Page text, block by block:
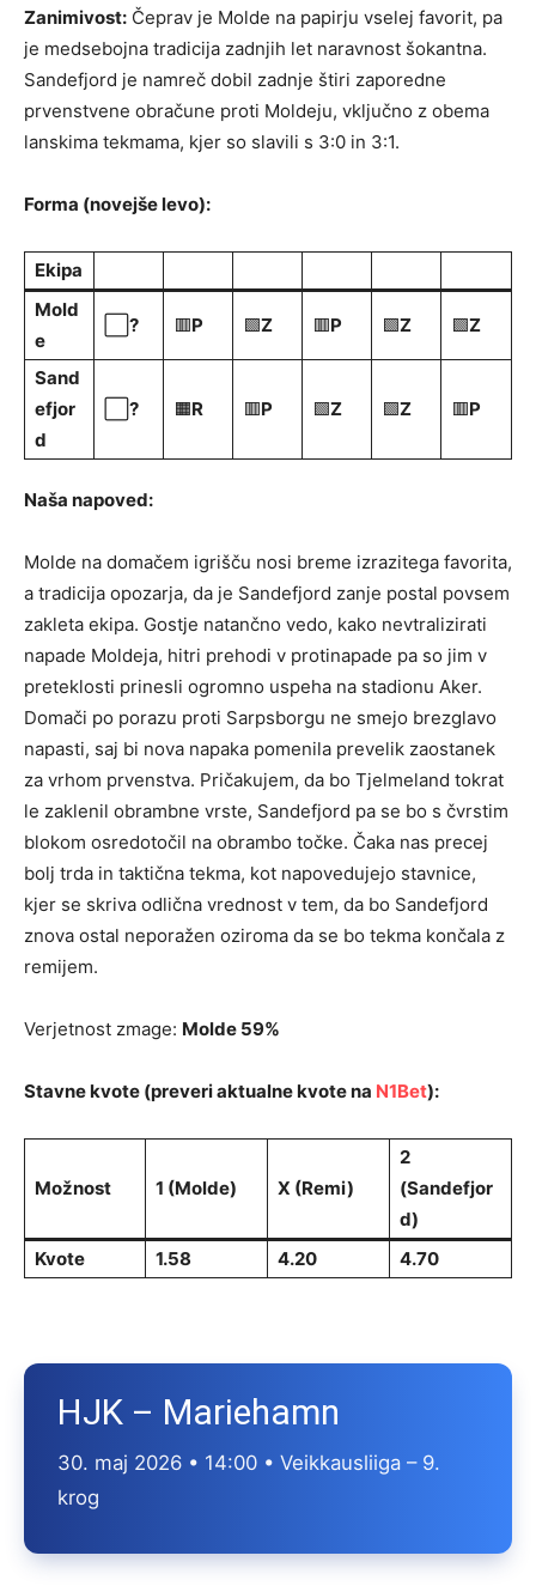
Zanimivost: Čeprav je Molde na papirju vselej favorit, pa
je medsebojna tradicija zadnjih let naravnost šokantna.
Sandefjord je namreč dobil zadnje štiri zaporedne
prvenstvene obračune proti Moldeju, vključno z obema
lanskima tekmama, kjer so slavili s 3:0 in 3:1.
Forma (novejše levo):
Ekipa
Mold
e
? 🟥P 🟩Z 🟥P 🟩Z 🟩Z
Sand
efjor
d
? 🟧R 🟥P 🟩Z 🟩Z 🟥P
Naša napoved:
Molde na domačem igrišču nosi breme izrazitega favorita,
a tradicija opozarja, da je Sandefjord zanje postal povsem
zakleta ekipa. Gostje natančno vedo, kako nevtralizirati
napade Moldeja, hitri prehodi v protinapade pa so jim v
preteklosti prinesli ogromno uspeha na stadionu Aker.
Domači po porazu proti Sarpsborgu ne smejo brezglavo
napasti, saj bi nova napaka pomenila prevelik zaostanek
za vrhom prvenstva. Pričakujem, da bo Tjelmeland tokrat
le zaklenil obrambne vrste, Sandefjord pa se bo s čvrstim
blokom osredotočil na obrambo točke. Čaka nas precej
bolj trda in taktična tekma, kot napovedujejo stavnice,
kjer se skriva odlična vrednost v tem, da bo Sandefjord
znova ostal neporažen oziroma da se bo tekma končala z
remijem.
Verjetnost zmage: Molde 59%
Stavne kvote (preveri aktualne kvote na N1Bet):
Možnost 1 (Molde) X (Remi)
2
(Sandefjor
d)
Kvote
1.58 4.20 4.70
HJK – Mariehamn
30. maj 2026 • 14:00 • Veikkausliiga – 9.
krog